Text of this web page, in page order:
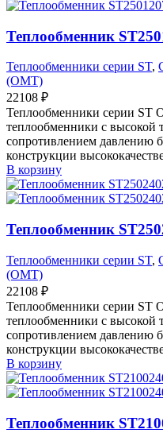
Теплообменник
Теплообменники серии ST,
(OMT)
22108 ₽
Теплообменники серии ST
теплообменники с высокой
сопротивлением давлению
конструкции
В корзину
Теплообменник
Теплообменники серии ST,
(OMT)
22108 ₽
Теплообменники серии ST
теплообменники с высокой
сопротивлением давлению
конструкции
В корзину
Теплообменник